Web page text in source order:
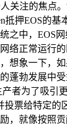
关注的焦点
抵押EOS的
之中，EOS
络正常运行
想象一下，
蓬勃发展中
者为了吸引
投票给特定
，就像按照